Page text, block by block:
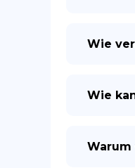
Wie
Wie
Warum